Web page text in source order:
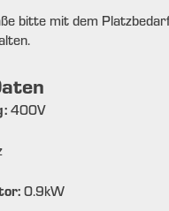
bitte mit dem
400V
0.9kW